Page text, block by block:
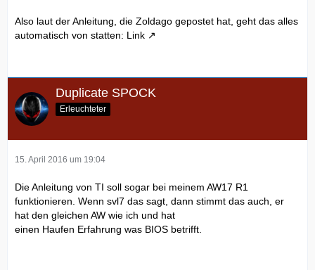
Also laut der Anleitung, die Zoldago gepostet hat, geht das alles
automatisch von statten: Link
Duplicate SPOCK
Erleuchteter
15. April 2016 um 19:04
Die Anleitung von TI soll sogar bei meinem AW17 R1
funktionieren. Wenn svl7 das sagt, dann stimmt das auch, er
hat den gleichen AW wie ich und hat
einen Haufen Erfahrung was BIOS betrifft.